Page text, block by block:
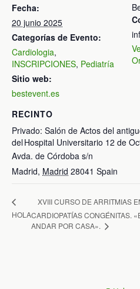
Fecha:
20 junio 2025
Categorías de Evento:
Cardiologia,
INSCRIPCIONES, Pediatría
Sitio web:
bestevent.es
RECINTO
Privado: Salón de Actos del
del Hospital Universitario 12 de
Avda. de Córdoba s/n
Madrid, Madrid 28041 Spain
HOLA
XVIII CURSO DE ARRITMIAS
CARDIOPATÍAS CONGÉNITAS.
ANDAR POR CASA».